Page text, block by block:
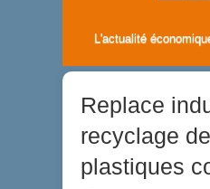
L'actualité
Replace
recyclage
plastiques